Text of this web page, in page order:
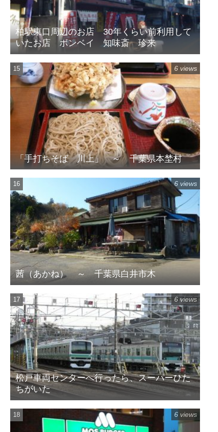
柏駅東口周辺のお店 30年くらい前利用して
いたお店 ボンベイ 知味斎 珍来
「手打ちそば 川上」 ～ 千葉県本埜村
6 views
茜（あかね） ～ 千葉県白井市木
6 views
松戸車両センターへ行ったら、スーパーひた
ちがいた
6 views
6 views